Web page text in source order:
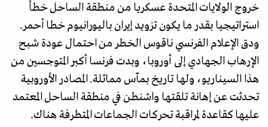
خروج الولايات المتحدة عسكريا من منطقة الساحل خطأ
استراتيجيا بقدر ما يكون تزويد إيران باليورانيوم خطا أحمر.
ودق الإعلام الفرنسي ناقوس الخطر من احتمال عودة شبح
الإرهاب الجهادي إلى أوروبا، وبدت فرنسا أكبر المتوجسين من
هذا السيناريو، ولها تاريخ بمآس مماثلة. المصادر الأوروبية
تحدثت عن إهانة تلقتها واشنطن في منطقة الساحل المعتمد
عليها كقاعدة لمراقبة تحركات الجماعات المتطرفة هناك.